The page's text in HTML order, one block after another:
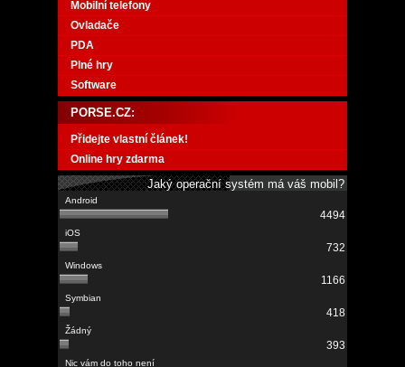
Mobilní telefony
Ovladače
PDA
Plné hry
Software
PORSE.CZ:
Přidejte vlastní článek!
Online hry zdarma
Jaký operační systém má váš mobil?
4494
732
1166
418
393